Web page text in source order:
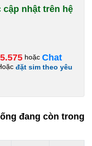
nhật trên hệ
hoặc Chat
đặt sim theo yêu
đang còn trong